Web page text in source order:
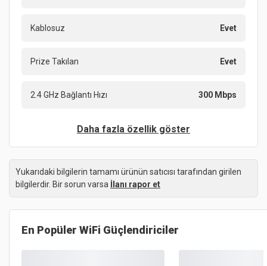
Kablosuz Evet
Prize Takılan Evet
2.4 GHz Bağlantı Hızı 300 Mbps
Daha fazla özellik göster
Yukarıdaki bilgilerin tamamı ürünün satıcısı tarafından girilen
bilgilerdir. Bir sorun varsa İlanı rapor et
En Popüler WiFi Güçlendiriciler